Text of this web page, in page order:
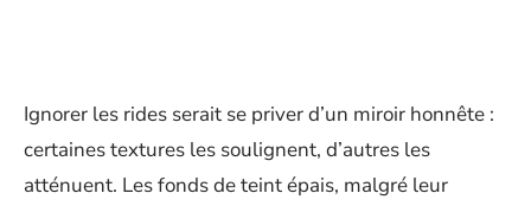
Ignorer les rides serait se priver d’un miroir honnête :
certaines textures les soulignent, d’autres les
atténuent. Les fonds de teint épais, malgré leur